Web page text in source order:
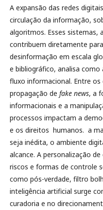
A expansão das redes
circulação da informação,
algoritmos. Esses sistemas,
contribuem diretamente
desinformação em escala
e bibliográfico, analisa
fluxo informacional. Entre
propagação de fake news, a
informacionais e a
processos impactam a
e os direitos humanos. a
seja inédita, o ambiente
alcance. A personalização
riscos e formas de controle
como pós-verdade, filtro
inteligência artificial surge
curadoria e no